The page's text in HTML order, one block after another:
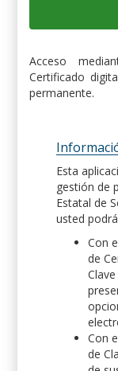
Acceso
Certificado
permanente.
Esta
gestión de
Estatal de
usted
Con
de
Con
de